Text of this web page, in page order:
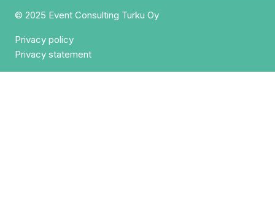
© 2025 Event Consulting Turku Oy
Privacy policy
Privacy statement